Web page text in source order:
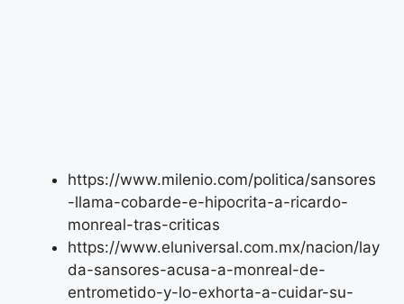
https://www.milenio.com/politica/sansores
-llama-cobarde-e-hipocrita-a-ricardo-
monreal-tras-criticas
https://www.eluniversal.com.mx/nacion/lay
da-sansores-acusa-a-monreal-de-
entrometido-y-lo-exhorta-a-cuidar-su-